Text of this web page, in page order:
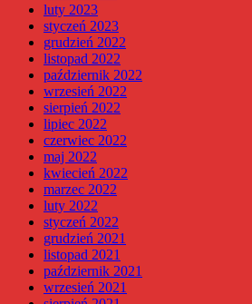
luty 2023
styczeń 2023
grudzień 2022
listopad 2022
październik 2022
wrzesień 2022
sierpień 2022
lipiec 2022
czerwiec 2022
maj 2022
kwiecień 2022
marzec 2022
luty 2022
styczeń 2022
grudzień 2021
listopad 2021
październik 2021
wrzesień 2021